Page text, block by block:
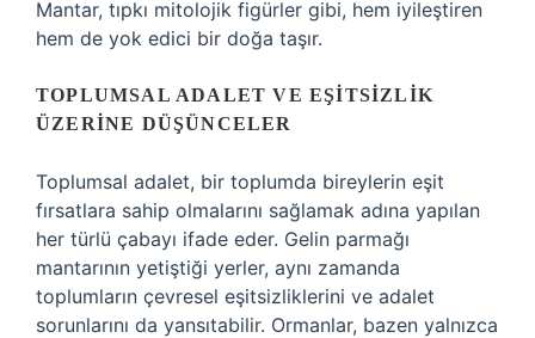
Mantar, tıpkı mitolojik figürler gibi, hem iyileştiren
hem de yok edici bir doğa taşır.
TOPLUMSAL ADALET VE EŞITSIZLIK
ÜZERINE DÜŞÜNCELER
Toplumsal adalet, bir toplumda bireylerin eşit
fırsatlara sahip olmalarını sağlamak adına yapılan
her türlü çabayı ifade eder. Gelin parmağı
mantarının yetiştiği yerler, aynı zamanda
toplumların çevresel eşitsizliklerini ve adalet
sorunlarını da yansıtabilir. Ormanlar, bazen yalnızca